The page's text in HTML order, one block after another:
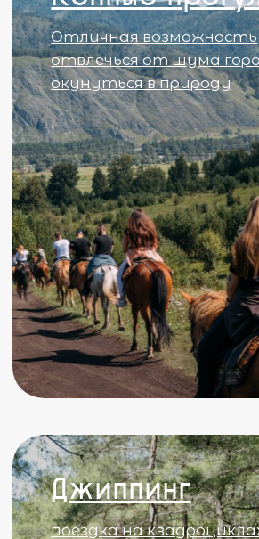
Забронировать номер
+7
Я согласен сполитикой конфиденциальности
Я согласен сполитикой в отношении
обработки персональных данных
Я согласен сдоговором оферты
Отправить
вашего индивидуального отдыха